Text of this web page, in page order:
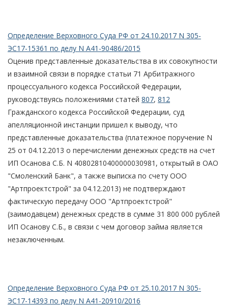
Определение Верховного Суда РФ от 24.10.2017 N 305-
ЭС17-15361 по делу N А41-90486/2015
Оценив представленные доказательства в их совокупности
и взаимной связи в порядке статьи 71 Арбитражного
процессуального кодекса Российской Федерации,
руководствуясь положениями статей 807, 812
Гражданского кодекса Российской Федерации, суд
апелляционной инстанции пришел к выводу, что
представленные доказательства (платежное поручение N
25 от 04.12.2013 о перечислении денежных средств на счет
ИП Осанова С.Б. N 40802810400000030981, открытый в ОАО
"Смоленский Банк", а также выписка по счету ООО
"Артпроектстрой" за 04.12.2013) не подтверждают
фактическую передачу ООО "Артпроектстрой"
(заимодавцем) денежных средств в сумме 31 800 000 рублей
ИП Осанову С.Б., в связи с чем договор займа является
незаключенным.
Определение Верховного Суда РФ от 25.10.2017 N 305-
ЭС17-14393 по делу N А41-20910/2016